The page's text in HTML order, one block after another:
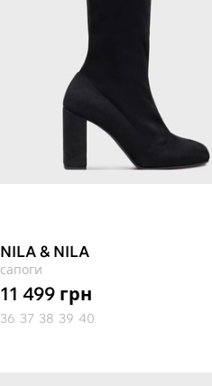
NILA & NILA
сапоги
11 499 грн
36 37 38 39 40